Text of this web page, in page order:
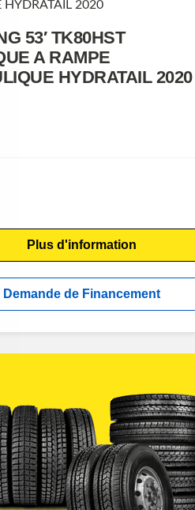
53′ TK80HST
A RAMPE
HYDRATAIL 2020
Plus d'information
Demande de Financement